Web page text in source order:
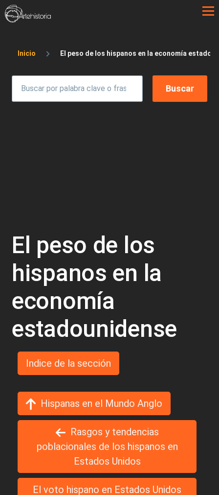
Pasar al contenido principal
Sobrescribir enlaces de ayuda a la
Inicio El peso de los hispanos en la economía
El peso de los
hispanos en la
economía
estadounidense
Indice de la sección
Hispanas en el Mundo Anglo
Rasgos y tendencias
poblacionales de los hispanos en
Estados Unidos
El voto hispano en Estados Unidos